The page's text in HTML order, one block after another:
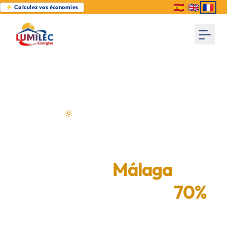
⚡ Calculez vos économies 🇪🇸 | 🇬🇧 🇫🇷
Málaga
économisez jusqu'à70%